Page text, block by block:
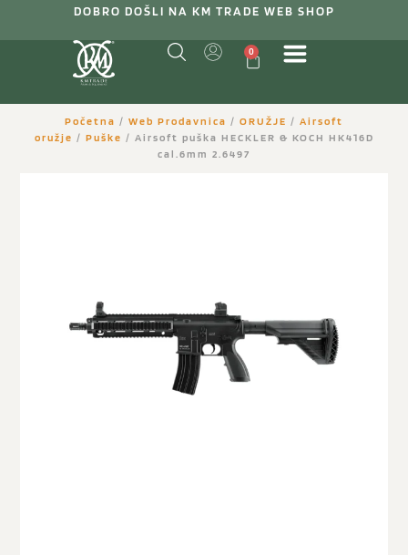
DOBRO DOŠLI NA KM TRADE WEB SHOP
0
Početna / Web Prodavnica / ORUŽJE / Airsoft
oružje / Puške / Airsoft puška HECKLER & KOCH HK416D
cal.6mm 2.6497